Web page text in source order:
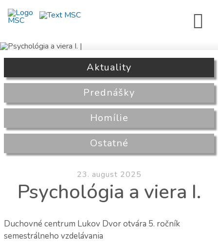
Aktuality
Prednášky
Homílie
Ostatné
23. august 2025
Psychológia a viera I.
Duchovné centrum Lukov Dvor otvára 5. ročník
semestrálneho vzdelávania